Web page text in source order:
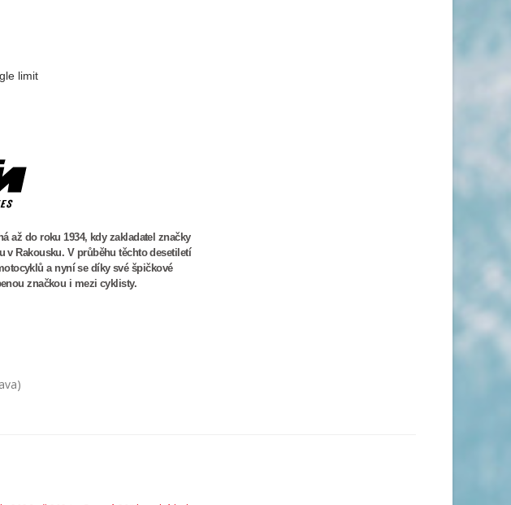
limit
až do roku 1934, kdy zakladatel značky
v Rakousku. V průběhu těchto desetiletí
a nyní se díky své špičkové
značkou i mezi cyklisty.